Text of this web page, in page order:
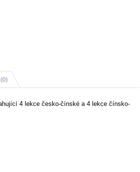
4 lekce česko-čínské a 4 lekce čínsko-